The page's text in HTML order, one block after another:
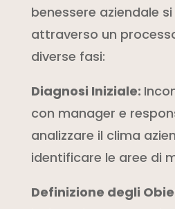
benessere aziendale
attraverso un
diverse fasi:
Diagnosi Iniziale:
con manager e
analizzare il clima
identificare le aree di
Definizione degli